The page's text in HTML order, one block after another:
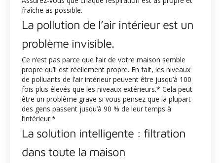
fraîche as possible.
La pollution de l’air intérieur est un
problème invisible.
Ce n’est pas parce que l’air de votre maison semble
propre qu’il est réellement propre. En fait, les niveaux
de polluants de l’air intérieur peuvent être jusqu’à 100
fois plus élevés que les niveaux extérieurs.* Cela peut
être un problème grave si vous pensez que la plupart
des gens passent jusqu’à 90 % de leur temps à
l’intérieur.*
La solution intelligente : filtration
dans toute la maison